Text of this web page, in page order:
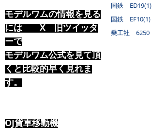
モデルワムの情報を見る
には X 旧ツイッタ
ーで
モデルワム公式を見て頂
くと比較的早く見れま
す。
OJ貨車移動機
国鉄 ED19(1)
国鉄 EF10(1)
乗工社 6250